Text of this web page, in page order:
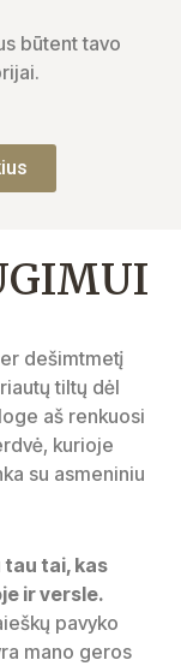
būtent tavo
dešimtmetį
tiltų dėl
aš renkuosi
kurioje
su asmeniniu
tai, kas
ir versle.
pavyko
mano geros